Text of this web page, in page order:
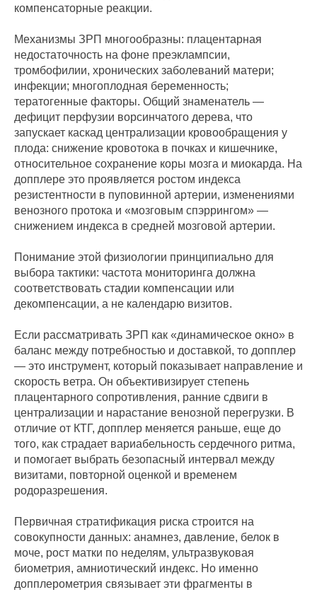
компенсаторные реакции.
Механизмы ЗРП многообразны: плацентарная
недостаточность на фоне преэклампсии,
тромбофилии, хронических заболеваний матери;
инфекции; многоплодная беременность;
тератогенные факторы. Общий знаменатель —
дефицит перфузии ворсинчатого дерева, что
запускает каскад централизации кровообращения у
плода: снижение кровотока в почках и кишечнике,
относительное сохранение коры мозга и миокарда. На
допплере это проявляется ростом индексa
резистентности в пуповинной артерии, изменениями
венозного протока и «мозговым спэррингом» —
снижением индекса в средней мозговой артерии.
Понимание этой физиологии принципиально для
выбора тактики: частота мониторинга должна
соответствовать стадии компенсации или
декомпенсации, а не календарю визитов.
Если рассматривать ЗРП как «динамическое окно» в
баланс между потребностью и доставкой, то допплер
— это инструмент, который показывает направление и
скорость ветра. Он объективизирует степень
плацентарного сопротивления, ранние сдвиги в
централизации и нарастание венозной перегрузки. В
отличие от КТГ, допплер меняется раньше, еще до
того, как страдает вариабельность сердечного ритма,
и помогает выбрать безопасный интервал между
визитами, повторной оценкой и временем
родоразрешения.
Первичная стратификация риска строится на
совокупности данных: анамнез, давление, белок в
моче, рост матки по неделям, ультразвуковая
биометрия, амниотический индекс. Но именно
допплерометрия связывает эти фрагменты в